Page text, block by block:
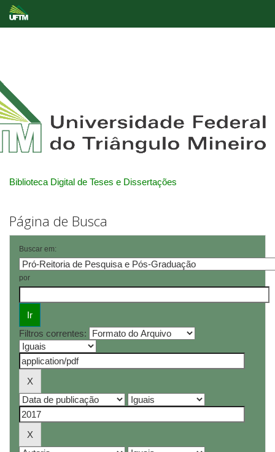
Biblioteca Digital de Teses e Dissertações
Página de Busca
Buscar em:
por
Filtros correntes: